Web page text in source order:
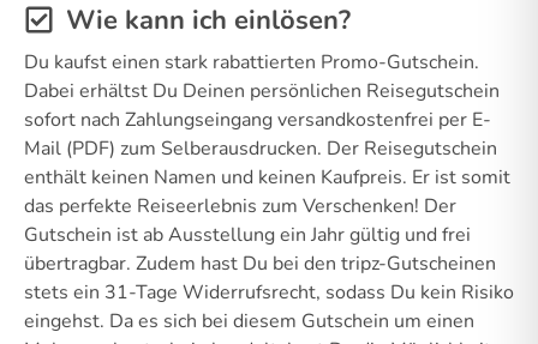
Wie kann ich einlösen?
Du kaufst einen stark rabattierten Promo-Gutschein.
Dabei erhältst Du Deinen persönlichen Reisegutschein
sofort nach Zahlungseingang versandkostenfrei per E-
Mail (PDF) zum Selberausdrucken. Der Reisegutschein
enthält keinen Namen und keinen Kaufpreis. Er ist somit
das perfekte Reiseerlebnis zum Verschenken! Der
Gutschein ist ab Ausstellung ein Jahr gültig und frei
übertragbar. Zudem hast Du bei den tripz-Gutscheinen
stets ein 31-Tage Widerrufsrecht, sodass Du kein Risiko
eingehst. Da es sich bei diesem Gutschein um einen